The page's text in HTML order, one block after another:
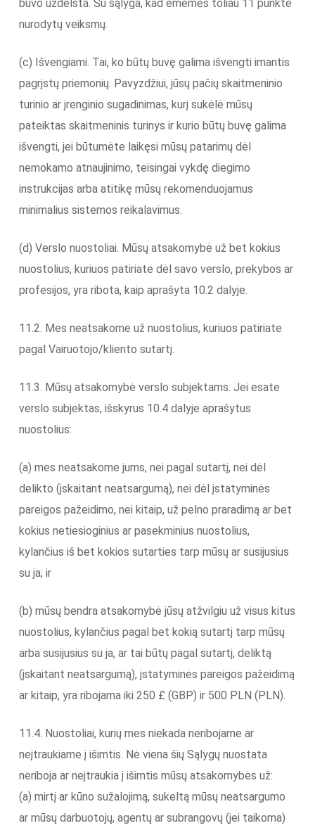
buvo uždelsta. Su sąlyga, kad ėmėmės toliau 11 punkte
nurodytų veiksmų.
(c) Išvengiami. Tai, ko būtų buvę galima išvengti imantis
pagrįstų priemonių. Pavyzdžiui, jūsų pačių skaitmeninio
turinio ar įrenginio sugadinimas, kurį sukėlė mūsų
pateiktas skaitmeninis turinys ir kurio būtų buvę galima
išvengti, jei būtumėte laikęsi mūsų patarimų dėl
nemokamo atnaujinimo, teisingai vykdę diegimo
instrukcijas arba atitikę mūsų rekomenduojamus
minimalius sistemos reikalavimus.
(d) Verslo nuostoliai. Mūsų atsakomybė už bet kokius
nuostolius, kuriuos patiriate dėl savo verslo, prekybos ar
profesijos, yra ribota, kaip aprašyta 10.2 dalyje.
11.2. Mes neatsakome už nuostolius, kuriuos patiriate
pagal Vairuotojo/kliento sutartį.
11.3. Mūsų atsakomybė verslo subjektams. Jei esate
verslo subjektas, išskyrus 10.4 dalyje aprašytus
nuostolius:
(a) mes neatsakome jums, nei pagal sutartį, nei dėl
delikto (įskaitant neatsargumą), nei dėl įstatyminės
pareigos pažeidimo, nei kitaip, už pelno praradimą ar bet
kokius netiesioginius ar pasekminius nuostolius,
kylančius iš bet kokios sutarties tarp mūsų ar susijusius
su ja; ir
(b) mūsų bendra atsakomybė jūsų atžvilgiu už visus kitus
nuostolius, kylančius pagal bet kokią sutartį tarp mūsų
arba susijusius su ja, ar tai būtų pagal sutartį, deliktą
(įskaitant neatsargumą), įstatyminės pareigos pažeidimą
ar kitaip, yra ribojama iki 250 £ (GBP) ir 500 PLN (PLN).
11.4. Nuostoliai, kurių mes niekada neribojame ar
neįtraukiame į išimtis. Nė viena šių Sąlygų nuostata
neriboja ar neįtraukia į išimtis mūsų atsakomybės už:
(a) mirtį ar kūno sužalojimą, sukeltą mūsų neatsargumo
ar mūsų darbuotojų, agentų ar subrangovų (jei taikoma)